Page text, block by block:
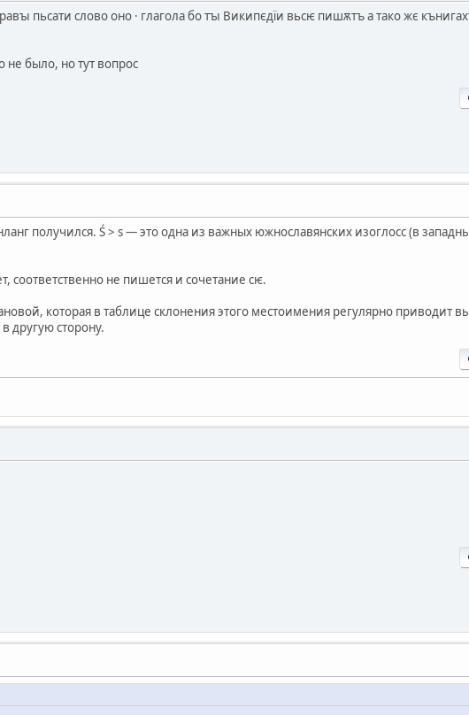
пьсати слово оно · глагола бо тꙑ Википєдїи вьсѥ пишѫтъ а тако жє
не было, но тут вопрос
получился. Ś > s — это одна из важных южнославянских изоглосс (в
соответственно не пишется и сочетание сѥ.
которая в таблице склонения этого местоимения регулярно приводит
другую сторону.